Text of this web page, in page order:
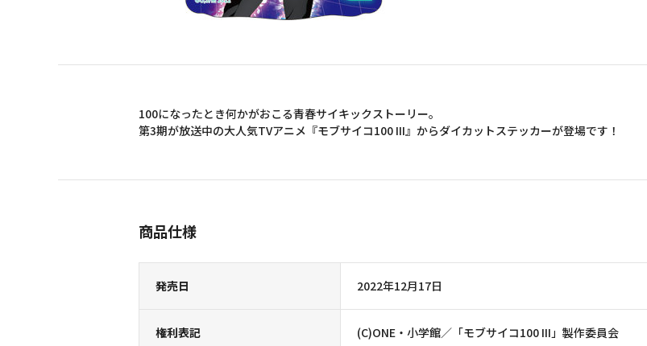
100になったとき何かがおこる青春サイキックストーリー。
第3期が放送中の大人気TVアニメ『モブサイコ100 III』からダイカットステッカーが登場です！
商品仕様
発売日 2022年12月17日
権利表記 (C)ONE・小学館／「モブサイコ100 III」製作委員会